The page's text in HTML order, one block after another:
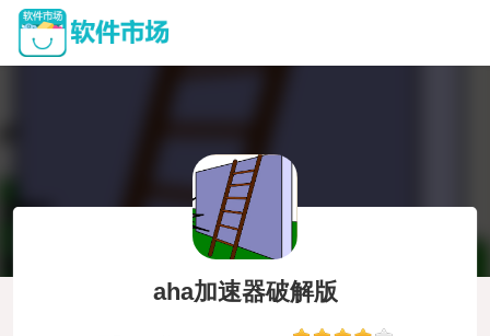
aha加速器破解版